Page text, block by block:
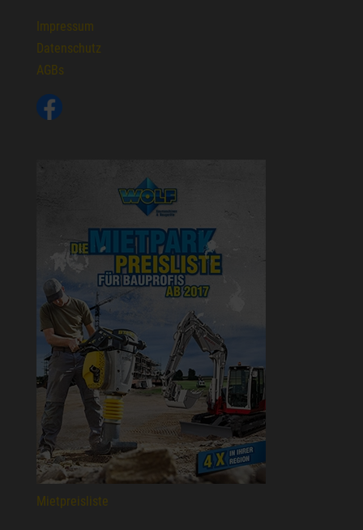
Impressum
Datenschutz
AGBs
Mietpreisliste